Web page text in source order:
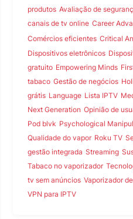
produtos Avaliação de
canais de tv online Career
Comércios eficientes Critical
Dispositivos eletrônicos
gratuito Empowering Minds
tabaco Gestão de negócios
grátis Language Lista IPTV
Next Generation Opinião de
Pod blvk Psychological
Qualidade do vapor Roku TV
gestão integrada Streaming
Tabaco no vaporizador
tv sem anúncios Vaporizador
VPN para IPTV